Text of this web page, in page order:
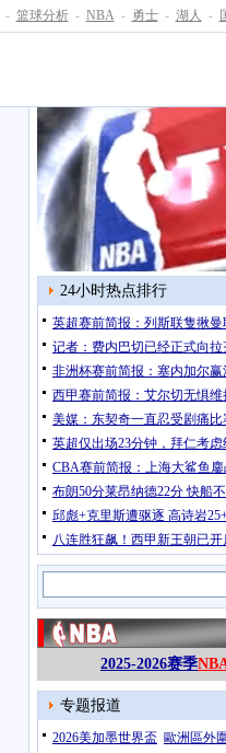
- 篮球分析 - NBA - 勇士 - 湖人 -
24小时热点排行
英超赛前简报：列斯联隻揪曼
记者：费内巴切已经正式向
非洲杯赛前简报：塞内加尔赢
西甲赛前简报：艾尔切无惧维
美媒：东契奇一直忍受剧痛
英超仅出场23分钟，拜仁考
CBA赛前简报：上海大鲨鱼
布朗50分莱昂纳德22分 快船
邱彪+克里斯遭驱逐 高诗岩
八连胜狂飙！西甲新王朝已
2025-2026赛季
专题报道
2026美加墨世界盃 歐洲區外